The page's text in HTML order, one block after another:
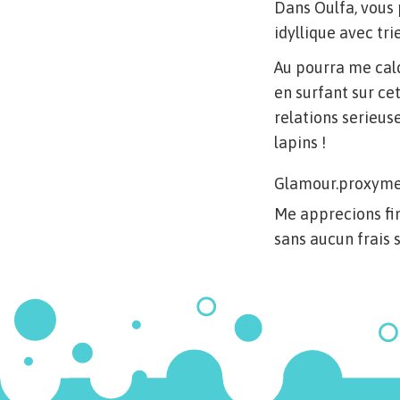
Dans Oulfa,
idyllique avec
Au pourra me
en surfant sur
relations
lapins !
Me apprecions
sans aucun frais